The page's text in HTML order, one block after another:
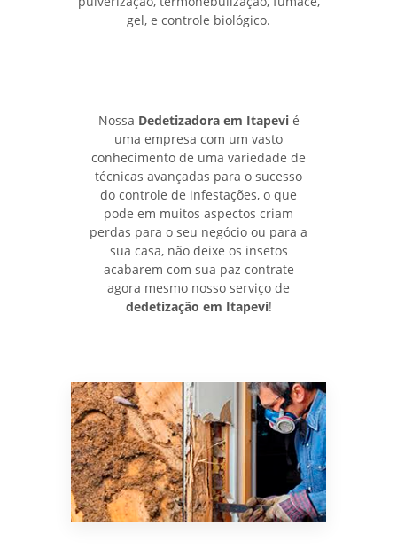
gel, e controle biológico.
Nossa Dedetizadora em Itapevié
uma empresa com um vasto
conhecimento de uma variedade de
técnicas avançadas para o sucesso
do controle de infestações, o que
pode em muitos aspectos criam
perdas para o seu negócio ou para a
sua casa, não deixe os insetos
acabarem com sua paz contrate
agora mesmo nosso serviço de
dedetização em Itapevi!